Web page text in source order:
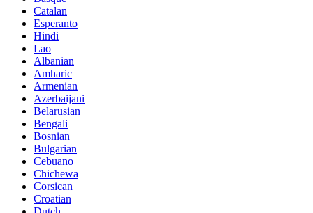
Catalan
Esperanto
Hindi
Lao
Albanian
Amharic
Armenian
Azerbaijani
Belarusian
Bengali
Bosnian
Bulgarian
Cebuano
Chichewa
Corsican
Croatian